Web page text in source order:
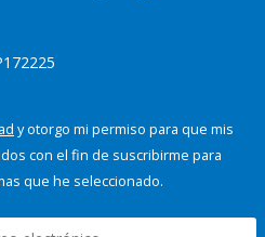
y otorgo mi permiso para que mis
con el fin de suscribirme para
que he seleccionado.